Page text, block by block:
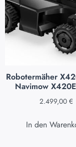
Robotermäher
Navimow
2.499,00 €
In den